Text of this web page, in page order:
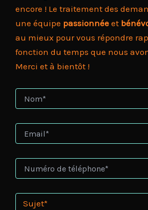
encore ! Le traitement des
une équipe passionnée et
au mieux pour vous répondre
fonction du temps que nous
Merci et à bientôt !